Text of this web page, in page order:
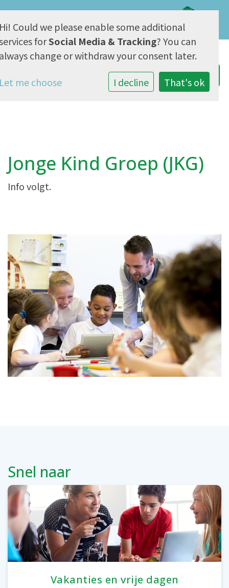
AVG & Privacy
Jonge Kind Groep (JKG)
Info volgt.
Snel naar
Vakanties en vrije dagen
Could we please enable some additional
forSocial Media & Tracking? You can
change or withdraw your consent later.
me choose
I decline That's ok